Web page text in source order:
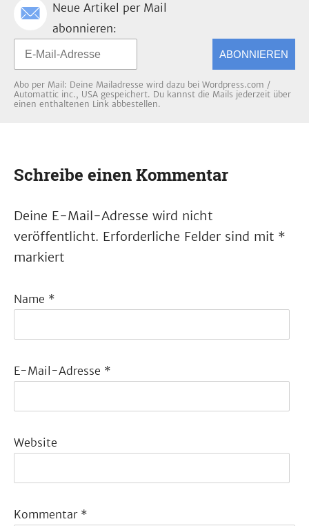
Neue Artikel per Mail
abonnieren:
ABONNIEREN
Abo per Mail: Deine Mailadresse wird dazu bei Wordpress.com /
Automattic inc., USA gespeichert. Du kannst die Mails jederzeit über
einen enthaltenen Link abbestellen.
Schreibe einen Kommentar
Deine E-Mail-Adresse wird nicht
veröffentlicht. Erforderliche Felder sind mit *
markiert
Name *
E-Mail-Adresse *
Website
Kommentar *